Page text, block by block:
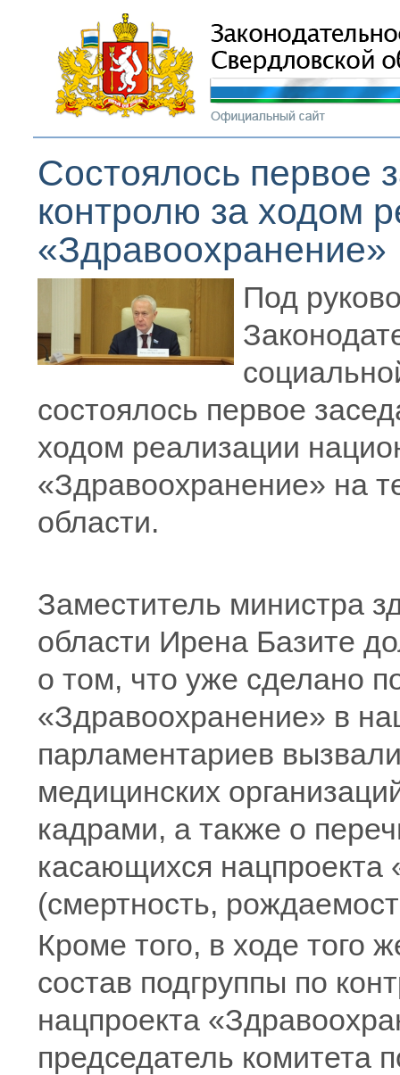
Состоялось первое
контролю за ходом
«Здравоохранение»
Под
состоялось первое
ходом реализации
«Здравоохранение» на
области.
Заместитель министра
области Ирена Базите
о том, что уже сделано
«Здравоохранение» в
парламентариев
медицинских
кадрами, а также о
касающихся нацпроекта
(смертность,
Кроме того, в ходе того
состав подгруппы по
нацпроекта
председатель комитета